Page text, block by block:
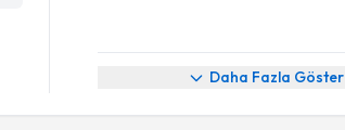
Daha Fazla Göster
Randevu Takvimi Talebi